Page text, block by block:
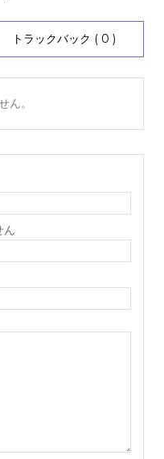
トラックバック ( 0 )
ん。
ん